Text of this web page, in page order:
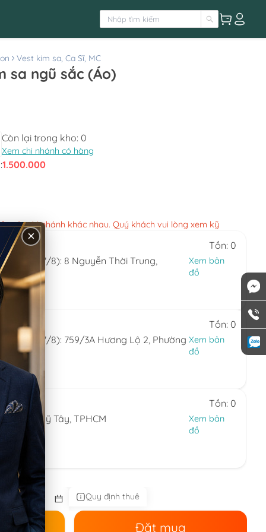
Vest kim sa, Ca Sĩ, MC
sa ngũ sắc (Áo)
Còn lại trong kho: 0
Xem chi nhánh có hàng
1.500.000
các chi nhánh khác nhau. Quý khách vui lòng xem kỹ
Tồn: 0
6/8-7/8): 8 Nguyễn Thời Trung,
Xem bản
đồ
Tồn: 0
6/8-7/8): 759/3A Hương Lộ 2, Phường Xem bản
đồ
Tồn: 0
Thạnh Mỹ Tây, TPHCM
Xem bản
đồ
Quy định thuê
Đặt mua
×